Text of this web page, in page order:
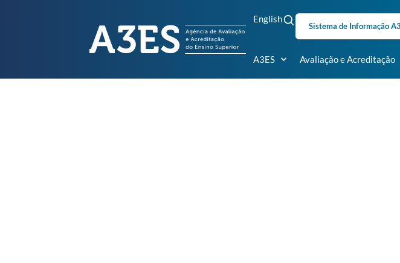
English
Sistema de Informação
A3ES Avaliação e Acreditação